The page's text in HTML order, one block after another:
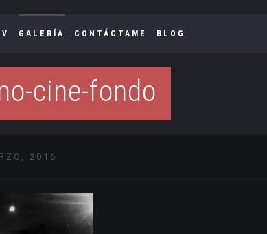
GALERÍA CONTÁCTAME BLOG
cine-fondo
2016